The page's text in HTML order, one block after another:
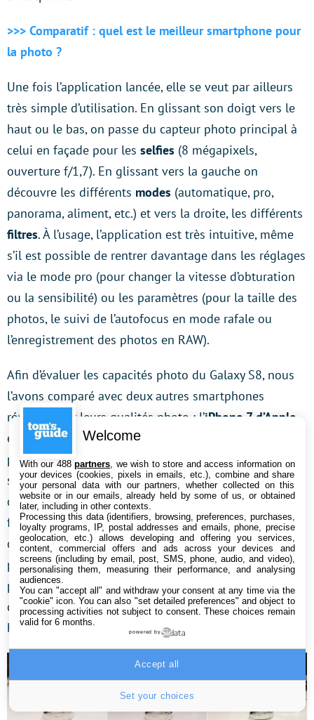
>>> Comparatif : quel est le meilleur smartphone pour
la photo ?
Une fois l’application lancée, elle se veut par ailleurs
très simple d’utilisation. En glissant son doigt vers le
haut ou le bas, on passe du capteur photo principal à
celui en façade pour les selfies (8 mégapixels,
ouverture f/1,7). En glissant vers la gauche on
découvre les différents modes (automatique, pro,
panorama, aliment, etc.) et vers la droite, les différents
filtres. À l’usage, l’application est très intuitive, même
s’il est possible de rentrer davantage dans les réglages
via le mode pro (pour changer la vitesse d’obturation
ou la sensibilité) ou les paramètres (pour la taille des
photos, le suivi de l’autofocus en mode rafale ou
l’enregistrement des photos en RAW).
Afin d’évaluer les capacités photo du Galaxy S8, nous
l’avons comparé avec deux autres smartphones
réputés pour leurs qualités photo : l’iPhone 7 d’Apple
et le précédentGalaxy S7 de Samsung
pris trois séries de photos avec chacun de ses trois
smartphones. D’abord une photo de figurine afin
d’évaluer l’effet Bokeh ainsi que la mise au point à
faible distance, une photo en faible luminosité afin
d’évaluer sa capacité à reconnaître un objet et à capter
plus ou moins de lumière, et une photo de paysage
pour savoir si le smartphone arrive à capturer tous les
détails, notamment dans les arbres, et à afficher les
bâtiments sans brûler le ciel grâce à son mode HDR.
Welcome
With our 488partners , we wish to store and access information on
your devices (cookies, pixels in emails, etc.), combine and share
your personal data with our partners, whether collected on this
website or in our emails, already held by some of us, or obtained
later, including in other contexts.
Processing this data (identifiers, browsing, preferences, purchases,
loyalty programs, IP, postal addresses and emails, phone, precise
geolocation, etc.) allows developing and offering you services,
content, commercial offers and ads across your devices and
screens (including by email, post, SMS, phone, audio, and video),
personalising them, measuring their performance, and analysing
audiences.
You can "accept all" and withdraw your consent at any time via the
"cookie" icon. You can also "set detailed preferences" and object to
processing activities not subject to consent. These choices remain
valid for 6 months.
powered by
Set your choices
Accept all